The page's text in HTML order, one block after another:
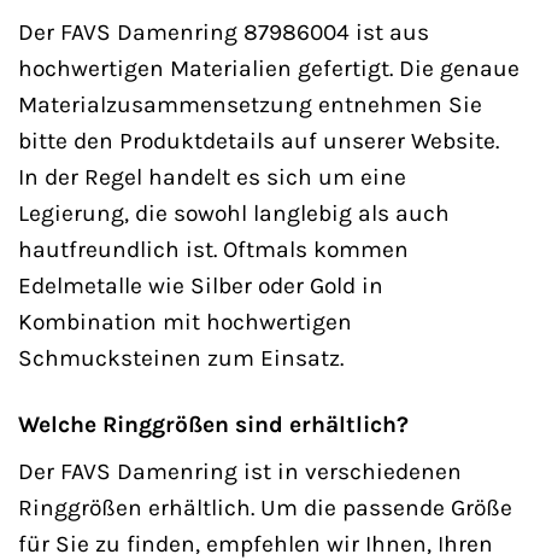
Der FAVS Damenring 87986004 ist aus
hochwertigen Materialien gefertigt. Die genaue
Materialzusammensetzung entnehmen Sie
bitte den Produktdetails auf unserer Website.
In der Regel handelt es sich um eine
Legierung, die sowohl langlebig als auch
hautfreundlich ist. Oftmals kommen
Edelmetalle wie Silber oder Gold in
Kombination mit hochwertigen
Schmucksteinen zum Einsatz.
Welche Ringgrößen sind erhältlich?
Der FAVS Damenring ist in verschiedenen
Ringgrößen erhältlich. Um die passende Größe
für Sie zu finden, empfehlen wir Ihnen, Ihren